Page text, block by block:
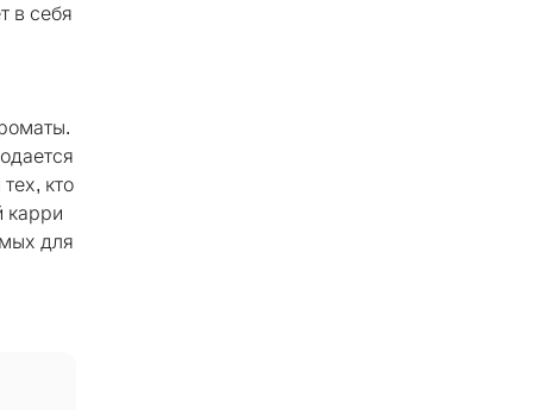
в себя
кто
карри
для